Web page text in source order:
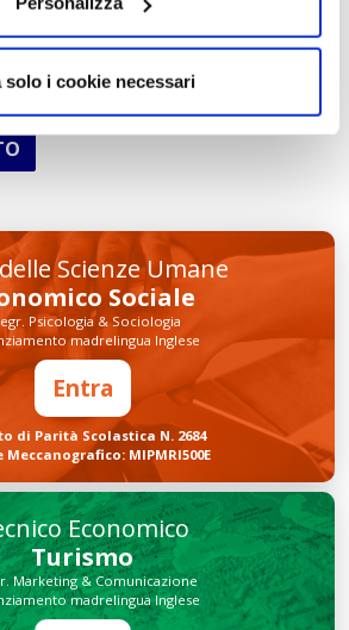
solo i cookie necessari
Scienze Umane
Sociale
Psicologia & Sociologia
madrelingua Inglese
Entra
di Parità Scolastica N. 2684
Meccanografico: MIPMRI500E
Economico
Turismo
Marketing & Comunicazione
madrelingua Inglese